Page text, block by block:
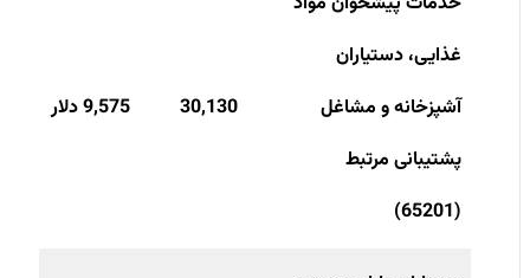
غذایی، دستیاران
آشپزخانه و مشاغل
پشتیبانی مرتبط
30,130 9,575 دلار